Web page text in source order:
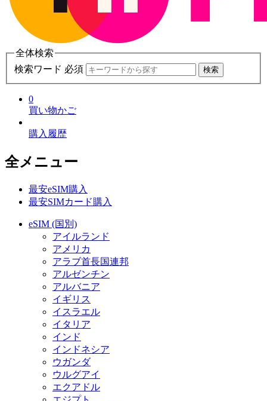
全体検索
検索ワード 必須
検索
0
買い物かご
購入履歴
全メニュー
最安eSIM購入
最安SIMカード購入
eSIM (国別)
アイルランド
アメリカ
アラブ首長国連邦
アルゼンチン
アルバニア
イギリス
イスラエル
イタリア
インド
インドネシア
ウガンダ
ウルグアイ
エクアドル